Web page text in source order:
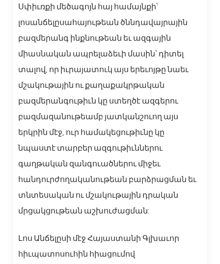
Սփիւռքի մեծագոյն հայ համայնքի՝
լոսանճելըսահայութեան ծննդավայրային
բազմերանգ ինքնութեան եւ ազգային
միասնական ապրելաձեւի մասին՝ դիտել
տալով, որ իւրայատուկ այս երեւոյթը նաեւ
մշակութային ու քաղաքակրթական
բազմերանգութիւն կը ստեղծէ ազգերու
բազմազանութեամբ յատկանշուող այս
երկրին մէջ, ուր համակեցութիւնը կը
նպաստէ տարբեր ազգութիւններու
գաղթական զանգուածներու միջեւ
հանդուրժողականութեան բարձրացման եւ
տնտեսական ու մշակութային դրական
մրցակցութեան աշխուժացման:
Լոս Անճելըսի մէջ Հայաստանի Գլխաւոր
հիւպատոսուհին հիացումով